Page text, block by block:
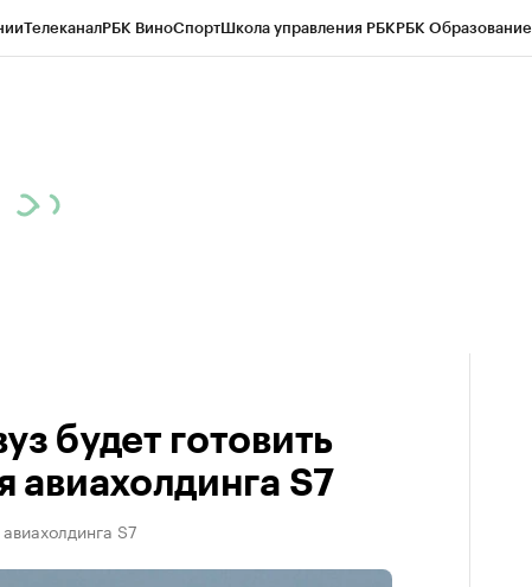
ТелеканалРБК ВиноСпортШкола управления РБКРБК Образование
будет готовить
авиахолдинга S7
S7